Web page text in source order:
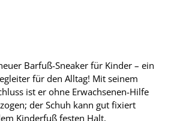
Barfuß-Sneaker für Kinder – ein
für den Alltag! Mit seinem
ist er ohne Erwachsenen-Hilfe
der Schuh kann gut fixiert
Kinderfuß festen Halt.